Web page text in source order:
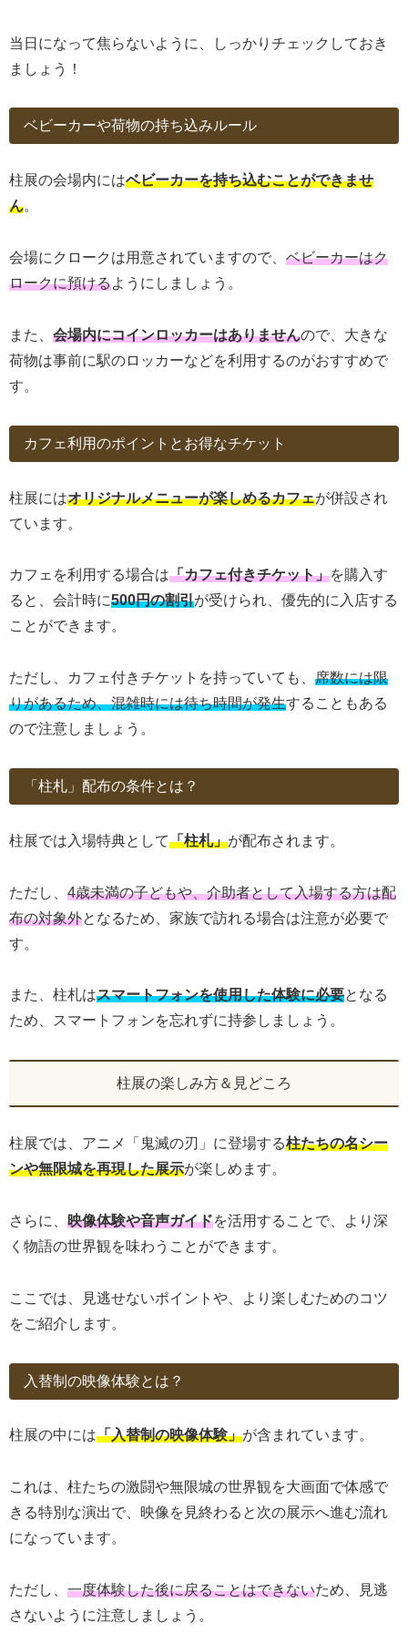
当日になって焦らないように、しっかりチェックしておき
ましょう！
ベビーカーや荷物の持ち込みルール
柱展の会場内にはベビーカーを持ち込むことができませ
ん。
会場にクロークは用意されていますので、 ベビーカーはク
ロークに預けるようにしましょう。
また、 会場内にコインロッカーはありませんので、大きな
荷物は事前に駅のロッカーなどを利用するのがおすすめで
す。
カフェ利用のポイントとお得なチケット
柱展にはオリジナルメニューが楽しめるカフェが併設され
ています。
カフェを利用する場合は「カフェ付きチケット」を購入す
ると、会計時に500円の割引が受けられ、優先的に入店する
ことができます。
ただし、カフェ付きチケットを持っていても、 席数には限
りがあるため、混雑時には待ち時間が発生することもある
ので注意しましょう。
「柱札」配布の条件とは？
柱展では入場特典として「柱札」が配布されます。
ただし、 4歳未満の子どもや、介助者として入場する方は配
布の対象外となるため、家族で訪れる場合は注意が必要で
す。
また、柱札はスマートフォンを使用した体験に必要となる
ため、スマートフォンを忘れずに持参しましょう。
柱展の楽しみ方＆見どころ
柱展では、アニメ「鬼滅の刃」に登場する柱たちの名シー
ンや無限城を再現した展示が楽しめます。
さらに、 映像体験や音声ガイドを活用することで、より深
く物語の世界観を味わうことができます。
ここでは、見逃せないポイントや、より楽しむためのコツ
をご紹介します。
入替制の映像体験とは？
柱展の中には「入替制の映像体験」が含まれています。
これは、柱たちの激闘や無限城の世界観を大画面で体感で
きる特別な演出で、映像を見終わると次の展示へ進む流れ
になっています。
ただし、 一度体験した後に戻ることはできないため、見逃
さないように注意しましょう。